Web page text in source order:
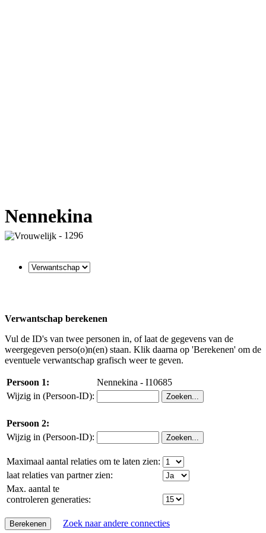
Nennekina
- 1296
Verwantschap berekenen
Vul de ID's van twee personen in, of laat de gegevens van de
weergegeven perso(o)n(en) staan. Klik daarna op 'Berekenen' om de
eventuele verwantschap grafisch weer te geven.
Persoon 1:
Nennekina - I10685
Wijzig in (Persoon-ID):
Persoon 2:
Wijzig in (Persoon-ID):
Maximaal aantal relaties om te laten zien:
laat relaties van partner zien:
Max. aantal te
controleren generaties:
Zoek naar andere connecties